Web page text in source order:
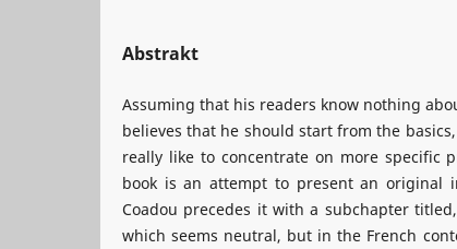
Abstrakt
Assuming that his readers know nothing
believes that he should start from the
really like to concentrate on more specific
book is an attempt to present an original
Coadou precedes it with a subchapter
which seems neutral, but in the French